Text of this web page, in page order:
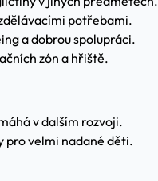
potřebami.
a dobrou spolupráci.
zón a hřiště.
v dalším rozvoji.
pro velmi nadané děti.